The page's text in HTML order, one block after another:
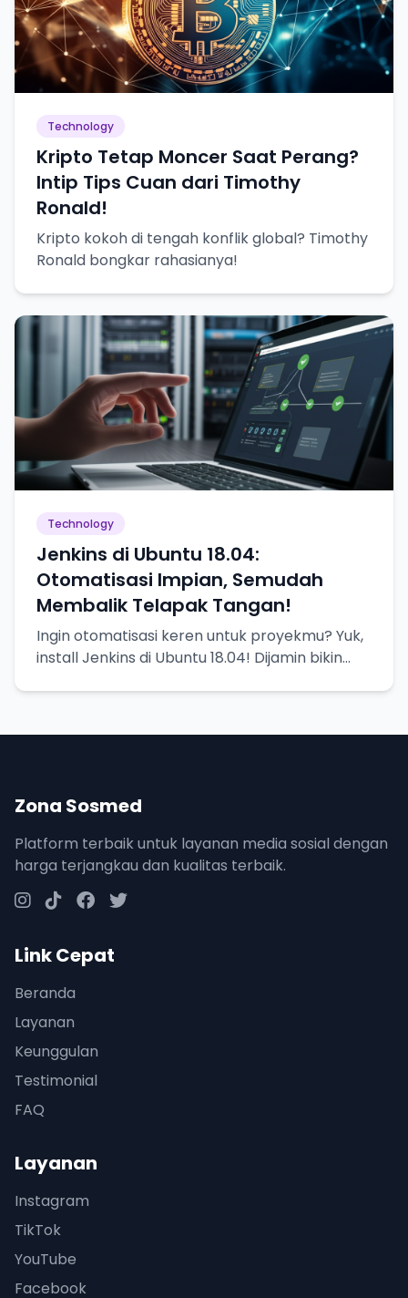
Technology
Kripto Tetap Moncer Saat Perang?
Intip Tips Cuan dari Timothy
Ronald!
Kripto kokoh di tengah konflik global? Timothy
Ronald bongkar rahasianya!
Technology
Jenkins di Ubuntu 18.04:
Otomatisasi Impian, Semudah
Membalik Telapak Tangan!
Ingin otomatisasi keren untuk proyekmu? Yuk,
install Jenkins di Ubuntu 18.04! Dijamin bikin
Zona Sosmed
Platform terbaik untuk layanan media sosial dengan
harga terjangkau dan kualitas terbaik.
Link Cepat
Beranda
Layanan
Keunggulan
Testimonial
FAQ
Layanan
Instagram
TikTok
YouTube
Facebook